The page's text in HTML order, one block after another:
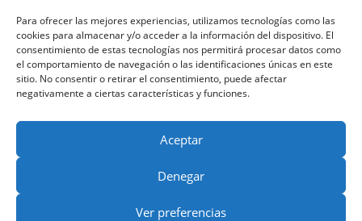
Para ofrecer las mejores experiencias, utilizamos tecnologías como las
cookies para almacenar y/o acceder a la información del dispositivo. El
consentimiento de estas tecnologías nos permitirá procesar datos como
el comportamiento de navegación o las identificaciones únicas en este
sitio. No consentir o retirar el consentimiento, puede afectar
negativamente a ciertas características y funciones.
Aceptar
Denegar
Ver preferencias
23670 Castillo de Locubín
(Jaén) -SPAIN-
info@aceitescondetorrepalm
a.com
Tel.+34 953 59 05 03
cookies